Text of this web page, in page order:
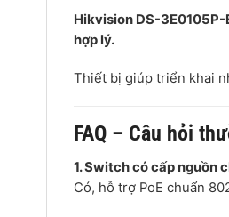
Hikvision DS-
hợp lý.
Thiết bị giúp triển khai
FAQ – Câu hỏi
1. Switch có cấp nguồn
Có, hỗ trợ PoE chuẩn